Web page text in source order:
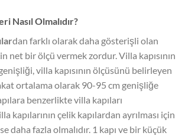
Nasıl Olmalıdır?
dan farklı olarak daha gösterişli olan
net bir ölçü vermek zordur. Villa kapısının
villa kapısının ölçüsünü belirleyen
ortalama olarak 90-95 cm genişliğe
benzerlikte villa kapıları
kapılarının çelik kapılardan ayrılması için
daha fazla olmalıdır. 1 kapı ve bir küçük